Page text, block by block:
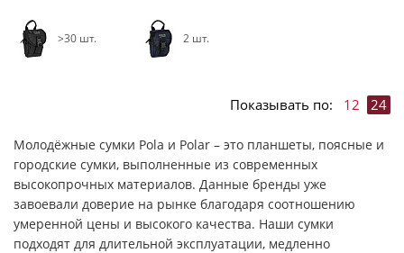
>30 шт. 2 шт.
Показывать по: 12 24
Молодёжные сумки Pola и Polar – это планшеты, поясные и
городские сумки, выполненные из современных
высокопрочных материалов. Данные бренды уже
завоевали доверие на рынке благодаря соотношению
умеренной цены и высокого качества. Наши сумки
подходят для длительной эксплуатации, медленно